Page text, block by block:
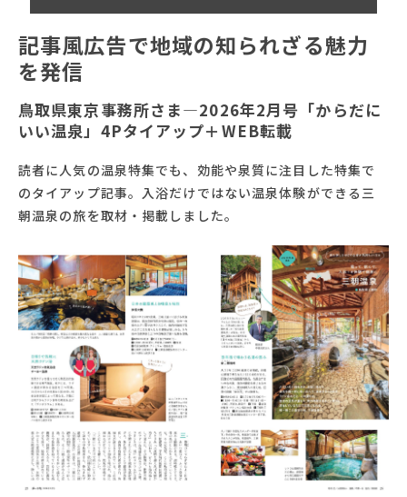
記事風広告で地域の知られざる魅力
を発信
鳥取県東京事務所さま―2026年2月号「からだに
いい温泉」4Pタイアップ＋WEB転載
読者に人気の温泉特集でも、効能や泉質に注目した特集で
のタイアップ記事。入浴だけではない温泉体験ができる三
朝温泉の旅を取材・掲載しました。